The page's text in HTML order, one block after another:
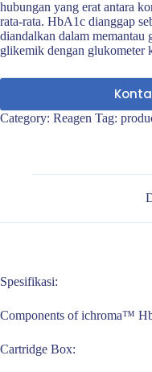
hubungan yang erat antara
rata-rata. HbA1c dianggap
diandalkan dalam memantau
glikemik dengan glukometer
Category: Reagen Tag:
Spesifikasi:
Components of ichroma™
Cartridge Box: